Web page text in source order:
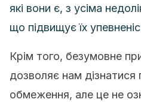
які вони є, з усіма
що підвищує їх
Крім того, безумовне
дозволяє нам дізнатися
обмеження, але це не